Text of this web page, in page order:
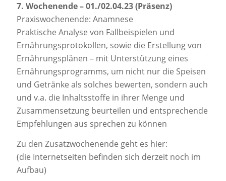
7. Wochenende – 01./02.04.23 (Präsenz)
Praxiswochenende: Anamnese
Praktische Analyse von Fallbeispielen und
Ernährungsprotokollen, sowie die Erstellung von
Ernährungsplänen – mit Unterstützung eines
Ernährungsprogramms, um nicht nur die Speisen
und Getränke als solches bewerten, sondern auch
und v.a. die Inhaltsstoffe in ihrer Menge und
Zusammensetzung beurteilen und entsprechende
Empfehlungen aus sprechen zu können
Zu den Zusatzwochenende geht es hier:
(die Internetseiten befinden sich derzeit noch im
Aufbau)